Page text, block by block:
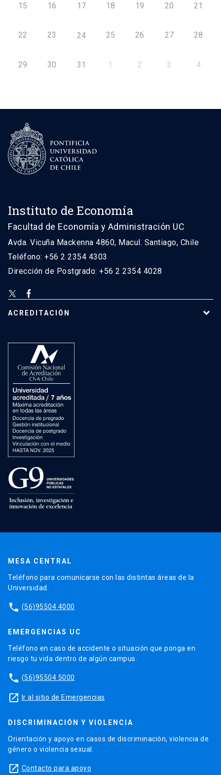
15 16 17 18 19 20 21
22 23 24 25 26 27 28
29 30 31 1 2 3 4
Instituto de Economía
Facultad de Economía y Administración UC
Avda. Vicuña Mackenna 4860, Macul. Santiago, Chile
Teléfono: +56 2 2354 4303
Dirección de Postgrado: +56 2 2354 4028
ACREDITACIÓN
MESA CENTRAL
Teléfono para comunicarse con las distintas áreas de la
Universidad.
phone (56)95504 4000
EMERGENCIAS UC
Teléfono en caso de accidente o situación que ponga en
riesgo tu vida dentro de algún campus.
phone (56)95504 5000
launch Ir al sitio de Emergencias
DISCRIMINACIÓN Y VIOLENCIA
Orientación y apoyo en casos de discriminación, violencia de
género o violencia sexual.
launch Contacto para apoyo